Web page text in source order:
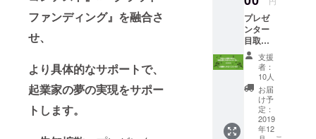
ファンディング』を融合さ
せ、
より具体的なサポートで、
起業家の夢の実現をサポー
トします。
office吉祥
寺」開館
現在i-office
吉祥寺グ
ループ『i-
office吉祥
寺』『KN－
Lab.』『i-
dream吉祥
プレゼ
ンター
目取眞
興明様
より、
心を込
めて御
礼メー
ルを差
し上げ
ます。
支援
者：
10人
お届
け予
定：
2019
年12